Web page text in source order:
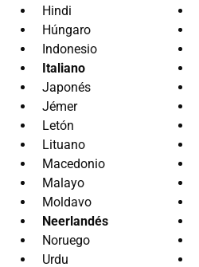
Hindi
Húngaro
Indonesio
Italiano
Japonés
Jémer
Letón
Lituano
Macedonio
Malayo
Moldavo
Neerlandés
Noruego
Urdu